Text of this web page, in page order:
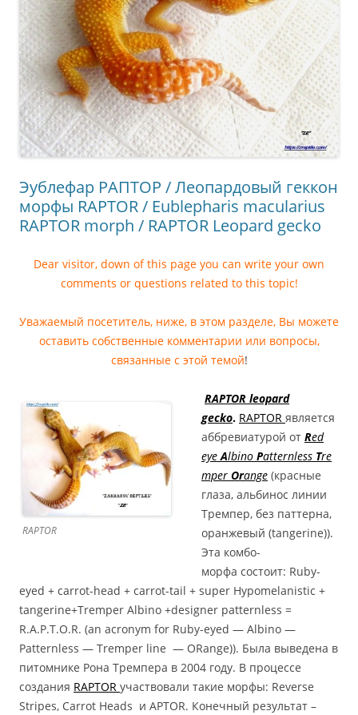
Эублефар РАПТОР / Леопардовый геккон
морфы RAPTOR / Eublepharis macularius
RAPTOR morph / RAPTOR Leopard gecko
Dear visitor, down of this page you can write your own
comments or questions related to this topic!
Уважаемый посетитель, ниже, в этом разделе, Вы можете
оставить собственные комментарии или вопросы,
связанные с этой темой!
RAPTOR
RAPTOR leopard
gecko. RAPTOR является
аббревиатурой от Red
eyeAlbino Patternless Tre
mper Orange (красные
глаза, альбинос линии
Тремпер, без паттерна,
оранжевый (tangerine)).
Эта комбо-
морфа состоит: Ruby-
eyed + carrot-head + carrot-tail + super Hypomelanistic +
tangerine+Tremper Albino +designer patternless =
R.A.P.T.O.R. (an acronym for Ruby-eyed — Albino —
Patternless — Tremper line — ORange)). Была выведена в
питомнике Рона Тремпера в 2004 году. В процессе
создания RAPTOR участвовали такие морфы: Reverse
Stripes, Carrot Heads и APTOR. Конечный результат –